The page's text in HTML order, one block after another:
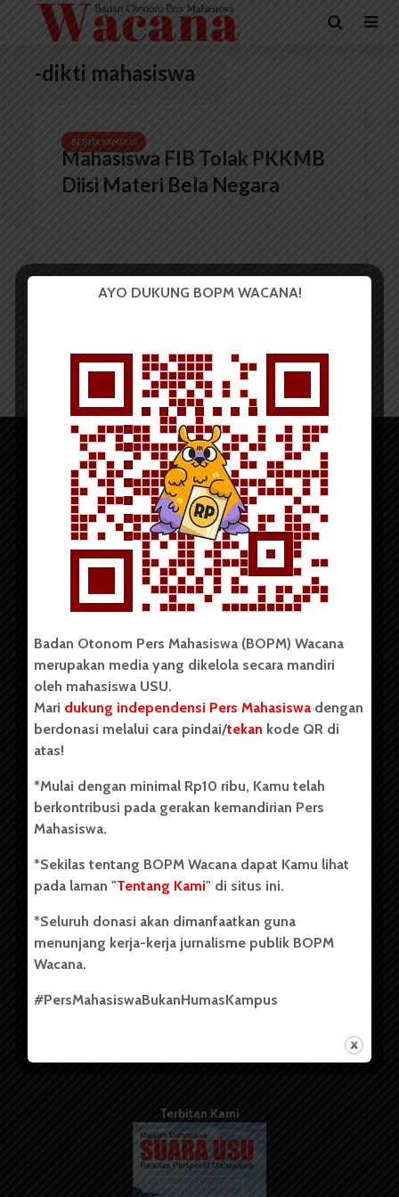
-dikti mahasiswa
BERITA KAMPUS
Mahasiswa FIB Tolak PKKMB
Diisi Materi Bela Negara
Copyright © 2023. All rights reserved BOPM WACANA.
Badan Otonom Pers Mahasiswa (BOPM) Wacana merupakan
pers mahasiswa yang berdiri di luar kampus dan dikelola
secara mandiri oleh mahasiswa Universitas Sumatera Utara
(USU). Sebelumnya BOPM Wacana merupakan salah satu
Unit Kegiatan Mahasiswa (UKM) di Universitas Sumatera
berdiri pada 1 Juli 1995.
Kontribusi
Info Iklan
Pedoman Media Siber
Kode Etik Jurnalistik
Terbitan Kami
AYO DUKUNG BOPM WACANA!
Badan Otonom Pers Mahasiswa (BOPM) Wacana
merupakan media yang dikelola secara mandiri
oleh mahasiswa USU.
Mari dukung independensi Pers Mahasiswa dengan
berdonasi melalui cara pindai/tekan kode QR di
atas!
*Mulai dengan minimal Rp10 ribu, Kamu telah
berkontribusi pada gerakan kemandirian Pers
Mahasiswa.
*Sekilas tentang BOPM Wacana dapat Kamu lihat
pada laman "Tentang Kami" di situs ini.
*Seluruh donasi akan dimanfaatkan guna
menunjang kerja-kerja jurnalisme publik BOPM
Wacana.
#PersMahasiswaBukanHumasKampus